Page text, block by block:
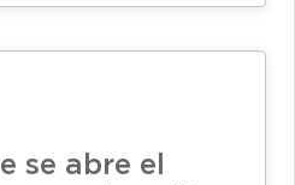
se abre el